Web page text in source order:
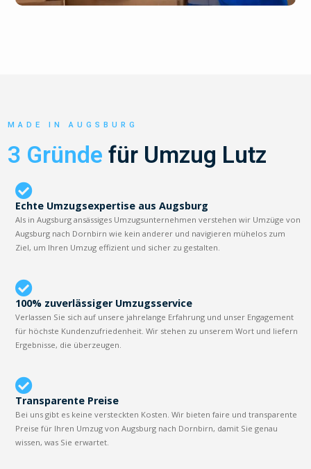
MADE IN AUGSBURG
3 Gründe für Umzug Lutz
Echte Umzugsexpertise aus Augsburg
Als in Augsburg ansässiges Umzugsunternehmen verstehen wir Umzüge von
Augsburg nach Dornbirn wie kein anderer und navigieren mühelos zum
Ziel, um Ihren Umzug effizient und sicher zu gestalten.
100% zuverlässiger Umzugsservice
Verlassen Sie sich auf unsere jahrelange Erfahrung und unser Engagement
für höchste Kundenzufriedenheit. Wir stehen zu unserem Wort und liefern
Ergebnisse, die überzeugen.
Transparente Preise
Bei uns gibt es keine versteckten Kosten. Wir bieten faire und transparente
Preise für Ihren Umzug von Augsburg nach Dornbirn, damit Sie genau
wissen, was Sie erwartet.